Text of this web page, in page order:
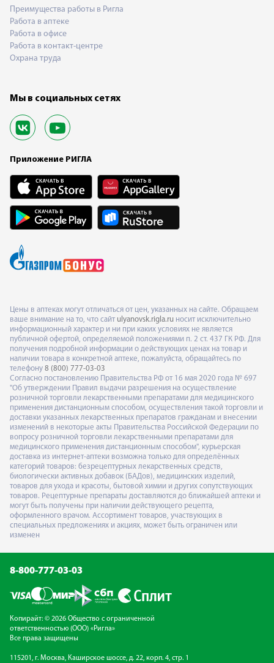
Преимущества работы в Ригла
Работа в аптеке
Работа в офисе
Работа в контакт-центре
Охрана труда
Мы в социальных сетях
Приложение РИГЛА
Цены в аптеках могут отличаться от цен, указанных на сайте. Обращаем
ваше внимание на то, что сайт ulyanovsk.rigla.ru носит исключительно
информационный характер и ни при каких условиях не является
публичной офертой, определяемой положениями п. 2 ст. 437 ГК РФ. Для
получения подробной информации о действующих ценах на товар и
наличии товара в конкретной аптеке, пожалуйста, обращайтесь по
телефону 8 (800) 777-03-03
Согласно постановлению Правительства РФ от 16 мая 2020 года № 697
"Об утверждении Правил выдачи разрешения на осуществление
розничной торговли лекарственными препаратами для медицинского
применения дистанционным способом, осуществления такой торговли и
доставки указанных лекарственных препаратов гражданам и внесении
изменений в некоторые акты Правительства Российской Федерации по
вопросу розничной торговли лекарственными препаратами для
медицинского применения дистанционным способом", курьерская
доставка из интернет-аптеки возможна только для определённых
категорий товаров: безрецептурных лекарственных средств,
биологически активных добавок (БАДов), медицинских изделий,
товаров для ухода и красоты, бытовой химии и других сопутствующих
товаров. Рецептурные препараты доставляются до ближайшей аптеки и
могут быть получены при наличии действующего рецепта,
оформленного врачом. Ассортимент товаров, участвующих в
специальных предложениях и акциях, может быть ограничен или
изменен
8-800-777-03-03
Копирайт: © 2026 Общество с ограниченной
ответственностью (ООО) «Ригла»
Все права защищены
115201, г. Москва, Каширское шоссе, д. 22, корп. 4, стр. 1